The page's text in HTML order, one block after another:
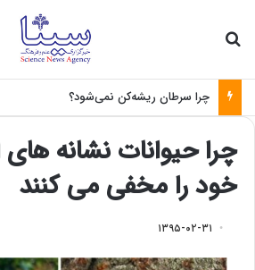
چرا سرطان ریشه‌کن نمی‌شود؟
چرا حیوانات نشانه
خود را مخفی می کنند
۱۳۹۵-۰۲-۳۱